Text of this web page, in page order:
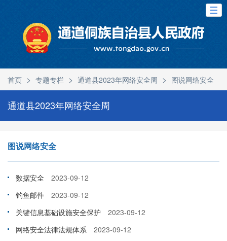
首页 > 专题专栏 > 通道县2023年网络安全周 > 图说网络安全
通道县2023年网络安全周
图说网络安全
数据安全
2023-09-12
钓鱼邮件
2023-09-12
关键信息基础设施安全保护
2023-09-12
网络安全法律法规体系
2023-09-12